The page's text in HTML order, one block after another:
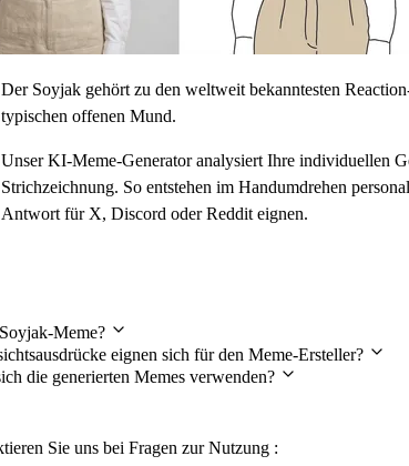
Der Soyjak gehört zu den weltweit bekanntesten
typischen offenen Mund.
Unser KI-Meme-Generator analysiert Ihre individuellen
Strichzeichnung. So entstehen im Handumdrehen
Antwort für X, Discord oder Reddit eignen.
Meme?
eignen sich für den Meme-Ersteller?
die generierten Memes verwenden?
Sie uns bei Fragen zur Nutzung :